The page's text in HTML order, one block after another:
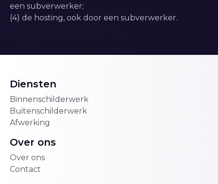
een subverwerker;
(4) de hosting, ook door een subverwerker.
Diensten
Binnenschilderwerk
Buitenschilderwerk
Afwerking
Over ons
Over ons
Contact